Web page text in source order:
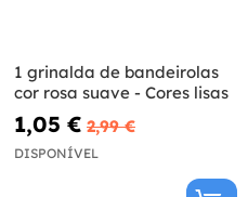
1 grinalda de bandeirolas
cor rosa suave - Cores lisas
1,05 € 2,99 €
DISPONÍVEL